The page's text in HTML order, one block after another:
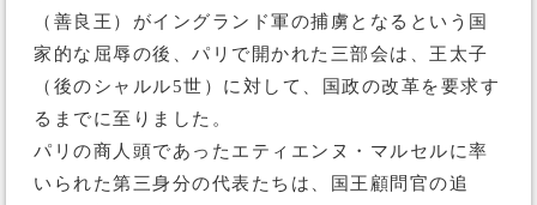
（善良王）がイングランド軍の捕虜となるという国
家的な屈辱の後、パリで開かれた三部会は、王太子
（後のシャルル5世）に対して、国政の改革を要求す
るまでに至りました。
パリの商人頭であったエティエンヌ・マルセルに率
いられた第三身分の代表たちは、国王顧問官の追